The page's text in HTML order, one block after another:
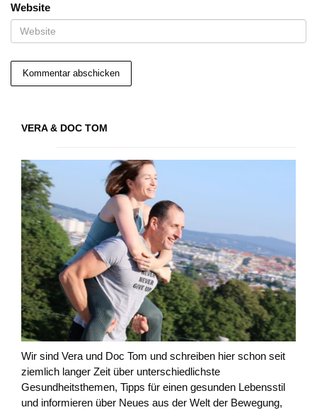
Website
VERA & DOC TOM
Wir sind Vera und Doc Tom und schreiben hier schon seit
ziemlich langer Zeit über unterschiedlichste
Gesundheitsthemen, Tipps für einen gesunden Lebensstil
und informieren über Neues aus der Welt der Bewegung,